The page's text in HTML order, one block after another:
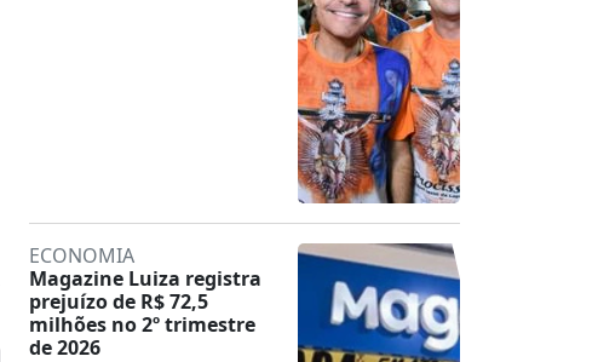
ECONOMIA
Magazine Luiza registra
prejuízo de R$ 72,5
milhões no 2º trimestre
de 2026